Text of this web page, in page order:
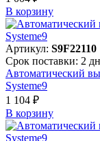
В корзинy
Артикул: S9F22110
Срок поставки: 2
Автоматический
Systeme9
1 104 ₽
В корзинy